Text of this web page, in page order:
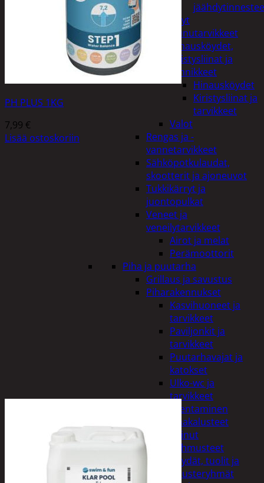
Öljyt
Perävaunutarvikkeet
Hinausköydet,
kiristysliinat ja
kiinnikkeet
Hinausköydet
Kiristysliinat ja
tarvikkeet
Valot
Rengas ja -
vannetarvikkeet
Sähköpotkulaudat,
skootterit ja ajoneuvot
Tukkikärryt ja
juontopulkat
Veneet ja
veneilytarvikkeet
Airot ja melat
Perämoottorit
Piha ja puutarha
Grillaus ja savustus
Piharakennukset
Kasvihuoneet ja
tarvikkeet
Paviljonkit ja
tarvikkeet
Puutarhavajat ja
katokset
Ulko-wc ja
tarvikkeet
Piharakentaminen
Puutarhakalusteet
Keinut
Pehmusteet
Pöydät, tuolit ja
kalusteryhmät
PH PLUS 1KG
7,99 €
Lisää ostoskoriin